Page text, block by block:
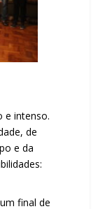
e intenso.
de
e da
final de